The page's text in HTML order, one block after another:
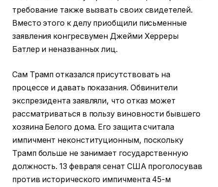
требование также вызвать своих свидетелей.
Вместо этого к делу приобщили письменные
заявления конгресвумен Джейми Херреры
Батлер и неназванных лиц.
Сам Трамп отказался присутствовать на
процессе и давать показания. Обвинители
экспрезидента заявляли, что отказ может
рассматриваться в пользу виновности бывшего
хозяина Белого дома. Его защита считала
импичмент неконституционным, поскольку
Трамп больше не занимает государственную
должность. 13 февраля сенат США проголосував
против исторического импичмента 45-м